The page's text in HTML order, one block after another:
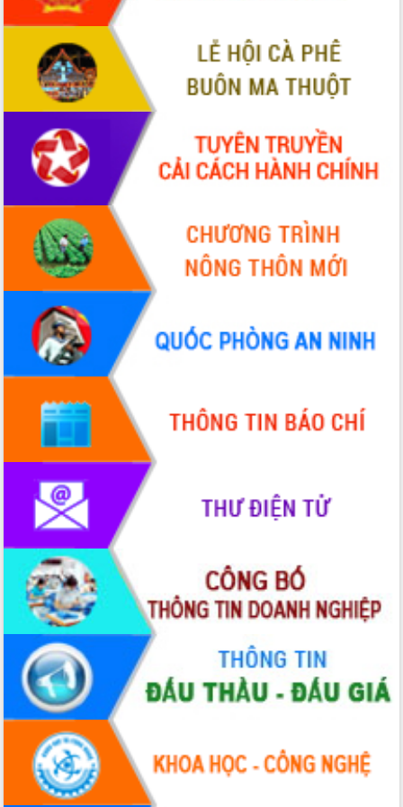
món ăn từ sầu riêng
Đắk Lắk công bố Quy hoạch và xúc
tiến đầu tư tỉnh
Ngành cá ngừ Đắk Lắk chủ động thích
ứng để giữ vững thị trường xuất khẩu
Diễn đàn Kinh tế tư nhân Việt Nam đột
phá cơ chế - Hợp tác công tư
Đề án 06 tạo bước ngoặt đột phá trong
cải cách hành chính tỉnh Đắk Lắk
Kết nối tour, đẩy mạnh chuyển đổi số
để phát triển du lịch Đắk Lắk
Khởi động Dự án Đầu tư xây dựng hạ
tầng kỹ thuật Cụm công nghiệp Tân
Tiến
Gặp mặt các cơ quan báo chí nhân Kỷ
niệm 101 năm Ngày Báo chí Cách
mạng Việt Nam
Đắk Lắk sơ kết 4 năm triển khai thực
hiện Đề án 06 của Chính phủ
Họp báo thông tin về Hội nghị Công bố
Quy hoạch và Xúc tiến đầu tư tỉnh Đắk
Khơi thông điểm nghẽn, đẩy nhanh
giải ngân vốn khắc phục thiên tai
HĐND tỉnh thông qua điều chỉnh Quy
hoạch tỉnh thời kỳ 2021-2030
Hội thảo góp ý hồ sơ điều chỉnh quy
hoạch tỉnh Đắk Lắk thời kỳ 2021-2030,
tầm nhìn đến năm 2050
Nâng cao hiệu quả hoạt động của các
doanh nghiệp nhà nước
Hội nghị triển khai kết nối mạng
truyền số liệu chuyên dùng phục vụ cơ
quan Đảng, Nhà nước
Lễ phát động chuỗi hoạt động chung
tay làm sạch môi trường
Xã Ea Kar bước chuyển mình trong
công tác cải cách hành chính mô hình
mới
UBND tỉnh họp báo định kỳ tháng 4
năm 2026